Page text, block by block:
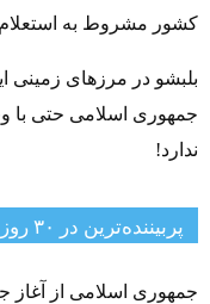
کشور مشروط به استعلام
بلبشو در مرزهای زمینی
جمهوری اسلامی حتی با
ندارد!
پربیننده‌ترین‌ در ۳۰ روز گذشته
جمهوری اسلامی از آغاز